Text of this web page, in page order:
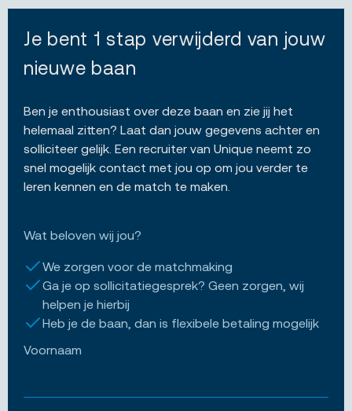
Je bent 1 stap verwijderd van jouw
nieuwe baan
Ben je enthousiast over deze baan en zie jij het
helemaal zitten? Laat dan jouw gegevens achter en
solliciteer gelijk. Een recruiter van Unique neemt zo
snel mogelijk contact met jou op om jou verder te
leren kennen en de match te maken.
Wat beloven wij jou?
We zorgen voor de matchmaking
Ga je op sollicitatiegesprek? Geen zorgen, wij
helpen je hierbij
Heb je de baan, dan is flexibele betaling mogelijk
Voornaam